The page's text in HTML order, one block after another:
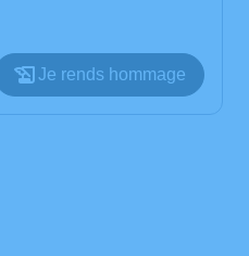
Je rends hommage